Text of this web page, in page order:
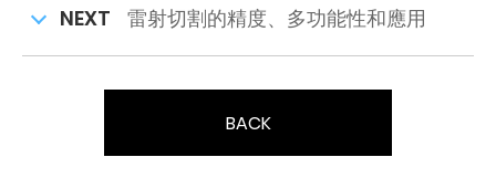
NEXT 雷射切割的精度、多功能性和應用
BACK